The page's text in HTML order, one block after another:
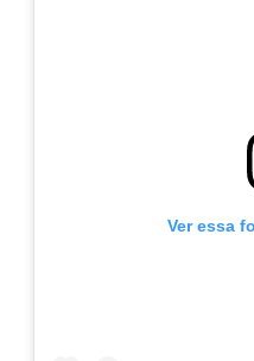
Ver essa